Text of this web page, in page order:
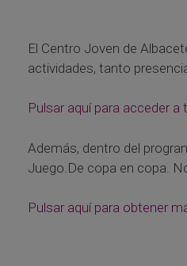
El Centro Joven de
actividades, tanto
Pulsar aquí para acceder
Además, dentro del
Juego.De copa en copa.
Pulsar aquí para obtener